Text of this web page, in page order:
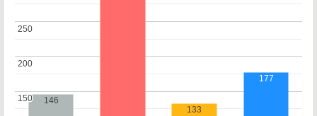
150
150
200
200
250
250
146
133
177